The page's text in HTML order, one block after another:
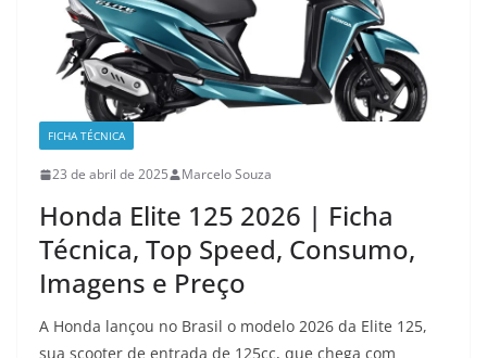
FICHA TÉCNICA
23 de abril de 2025 Marcelo Souza
Honda Elite 125 2026 | Ficha
Técnica, Top Speed, Consumo,
Imagens e Preço
A Honda lançou no Brasil o modelo 2026 da Elite 125,
sua scooter de entrada de 125cc, que chega com